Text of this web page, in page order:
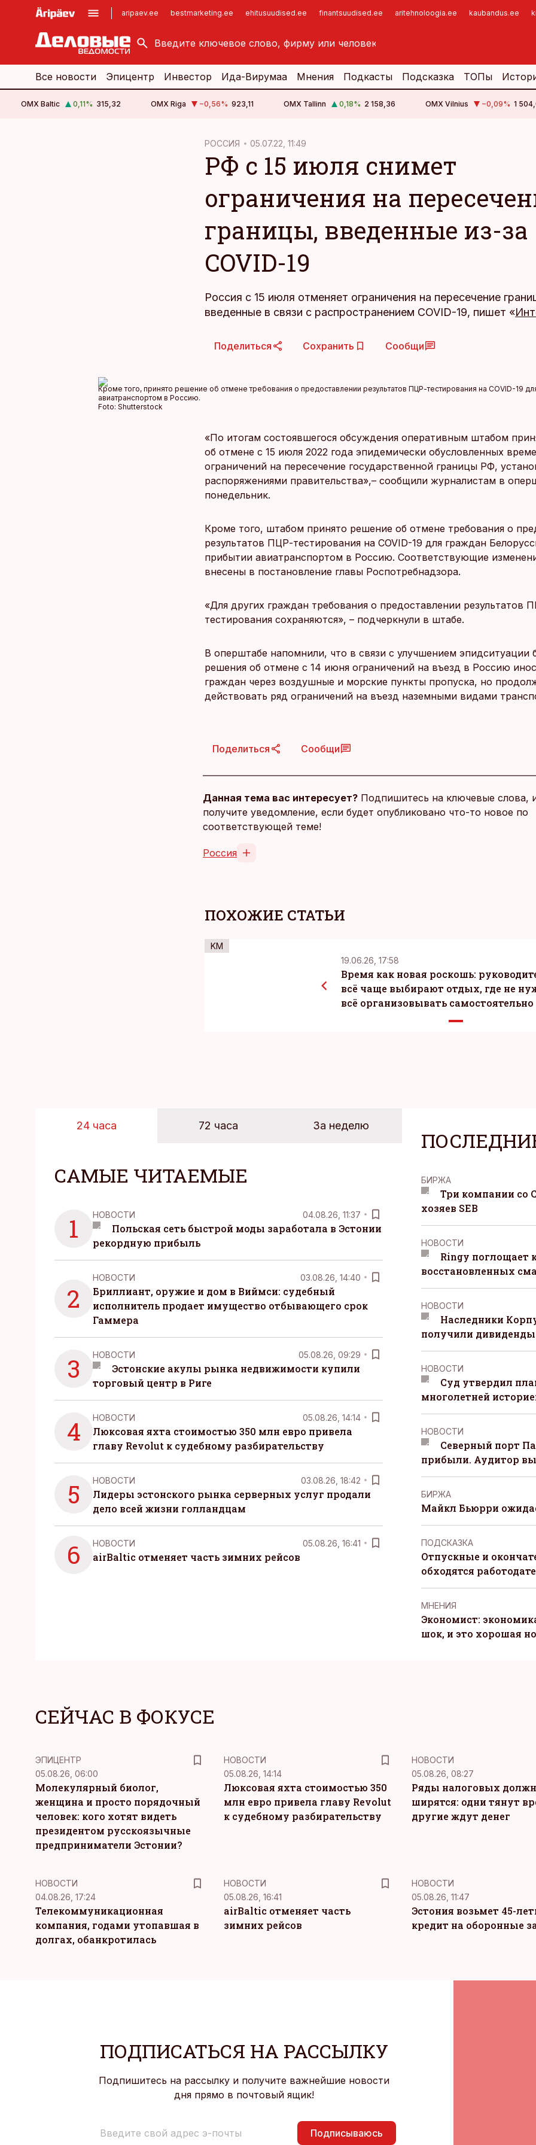
aripaev.ee bestmarketing.ee ehitusuudised.ee finantsuudised.ee aritehnoloogia.ee kaubandus.ee
kinnisvarauudised.ee
logistikauudised.ee
imelineajalugu.ee
Все новости Эпицентр Инвестор Ида-Вирумаа Мнения Подкасты Подсказка ТОПы
OMX Baltic 0,11% 315,32 OMX Riga −0,56% 923,11 OMX Tallinn 0,18% 2 158,36 OMX Vilnius −0,09% 1
РОССИЯ 05.07.22, 11:49
РФ с 15 июля снимет
ограничения на
границы, введенные из-за
COVID-19
Россия с 15 июля отменяет ограничения на пересечение
введенные в связи с распространением COVID-19, пишет «
Поделиться Сохранить Сообщи
Кроме того, принято решение об отмене требования о предоставлении результатов ПЦР-тестирования на COVID-19
авиатранспортом в Россию.
Foto: Shutterstock
«По итогам состоявшегося обсуждения оперативным штабом
об отмене с 15 июля 2022 года эпидемически обусловленных
ограничений на пересечение государственной границы РФ,
распоряжениями правительства»,– сообщили журналистам в
понедельник.
Кроме того, штабом принято решение об отмене требования о
результатов ПЦР-тестирования на COVID-19 для граждан
прибытии авиатранспортом в Россию. Соответствующие
внесены в постановление главы Роспотребнадзора.
«Для других граждан требования о предоставлении результатов
тестирования сохраняются», – подчеркнули в штабе.
В оперштабе напомнили, что в связи с улучшением эпидситуации
решения об отмене с 14 июня ограничений на въезд в Россию
граждан через воздушные и морские пункты пропуска, но
действовать ряд ограничений на въезд наземными видами
Поделиться Сообщи
Данная тема вас интересует? Подпишитесь на ключевые слова,
получите уведомление, если будет опубликовано что-то новое по
соответствующей теме!
Россия
ПОХОЖИЕ СТАТЬИ
KM
19.06.26, 17:58
Время как новая роскошь:
всё чаще выбирают отдых, где не
всё организовывать самостоятельно
24 часа 72 часа За неделю
САМЫЕ ЧИТАЕМЫЕ
1 НОВОСТИ 04.08.26, 11:37
Польская сеть быстрой моды заработала в Эстонии
рекордную прибыль
2
НОВОСТИ 03.08.26, 14:40
Бриллиант, оружие и дом в Виймси: судебный
исполнитель продает имущество отбывающего срок
Гаммера
3 НОВОСТИ 05.08.26, 09:29
Эстонские акулы рынка недвижимости купили
торговый центр в Риге
4 НОВОСТИ 05.08.26, 14:14
Люксовая яхта стоимостью 350 млн евро привела
главу Revolut к судебному разбирательству
5 НОВОСТИ 03.08.26, 18:42
Лидеры эстонского рынка серверных услуг продали
дело всей жизни голландцам
6 НОВОСТИ 05.08.26, 16:41
airBaltic отменяет часть зимних рейсов
БИРЖА
Три компании со
хозяев SEB
НОВОСТИ
Ringy поглощает
восстановленных
НОВОСТИ
Наследники
получили
НОВОСТИ
Суд утвердил
многолетней
НОВОСТИ
Северный порт
прибыли. Аудитор
БИРЖА
Майкл Бьюрри
ПОДСКАЗКА
Отпускные и
обходятся
MНЕНИЯ
Экономист:
шок, и это хорошая
СЕЙЧАС В ФОКУСЕ
ЭПИЦЕНТР
05.08.26, 06:00
Молекулярный биолог,
женщина и просто порядочный
человек: кого хотят видеть
президентом русскоязычные
предприниматели Эстонии?
НОВОСТИ
05.08.26, 14:14
Люксовая яхта стоимостью 350
млн евро привела главу Revolut
к судебному разбирательству
НОВОСТИ
05.08.26, 08:27
Ряды налоговых
ширятся: одни тянут
другие ждут денег
НОВОСТИ
04.08.26, 17:24
Телекоммуникационная
компания, годами утопавшая в
долгах, обанкротилась
НОВОСТИ
05.08.26, 16:41
airBaltic отменяет часть
зимних рейсов
НОВОСТИ
05.08.26, 11:47
Эстония возьмет 45-
кредит на оборонные
ПОДПИСАТЬСЯ НА РАССЫЛКУ
Подпишитесь на рассылку и получите важнейшие новости
дня прямо в почтовый ящик!
Подписываюсь